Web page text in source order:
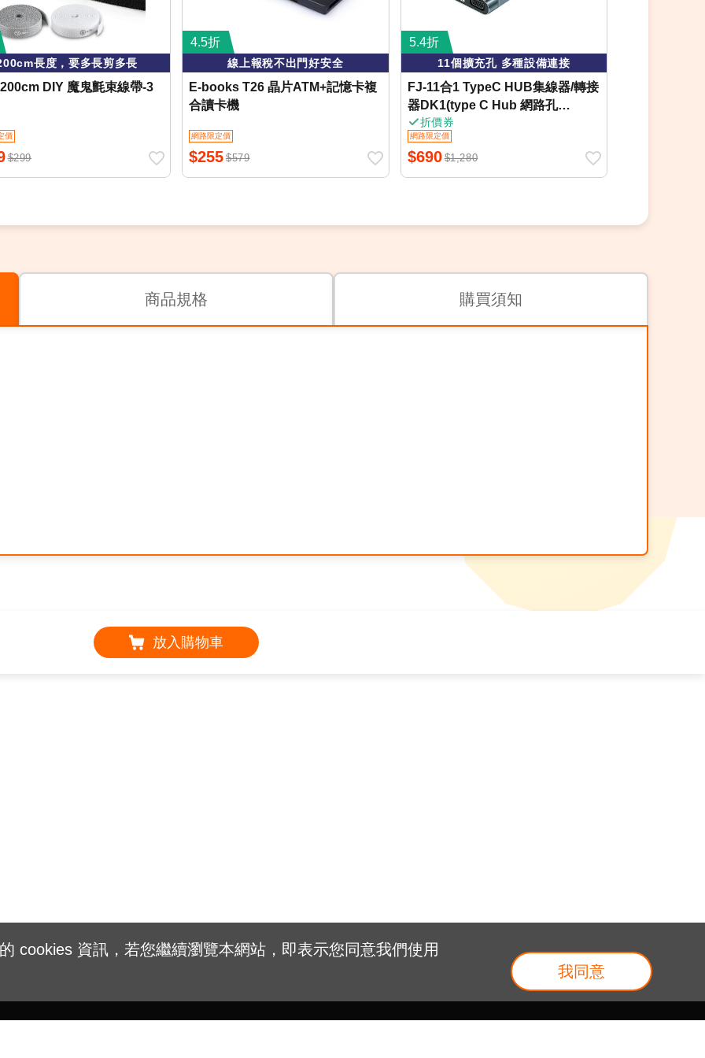
長度，要多長剪多長
DIY 魔鬼氈束線帶-3
價
$299
4.5折
線上報稅不出門好安全
E-books T26 晶片ATM+記憶卡複
合讀卡機
網路限定價
$255 $579
5.4折
11個擴充孔 多種設備連接
FJ-11合1 TypeC HUB集線器/轉接
器DK1(type C Hub 網路孔
100MBPS HDMI 轉接 VGA TF/SD
讀卡)
折價券
網路限定價
$690 $1,280
商品規格 購買須知
放入購物車
cookies 資訊，若您繼續瀏覽本網站，即表示您同意我們使用
我同意